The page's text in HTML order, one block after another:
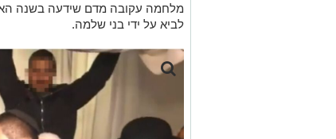
מלחמה עקובה מדם שידעה בשנה
לביא על ידי בני שלמה.